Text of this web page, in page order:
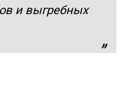
и выгребных